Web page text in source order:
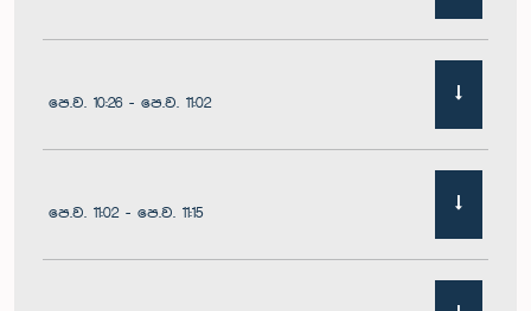
පෙ.ව. 10:26 - පෙ.ව. 11:02
පෙ.ව. 11:02 - පෙ.ව. 11:15